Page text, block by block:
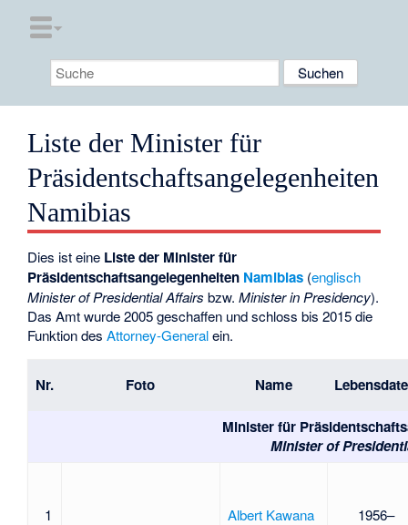
Liste der Minister für
Präsidentschaftsangelegenheiten
Namibias
Dies ist eine Liste der Minister für
Präsidentschaftsangelegenheiten Namibias (englisch
Minister of Presidential Affairs bzw.Minister in Presidency).
Das Amt wurde 2005 geschaffen und schloss bis 2015 die
Funktion desAttorney-Generalein.
Nr. Foto Name
Minister für
Minister of
1 Albert Kawana 1956–